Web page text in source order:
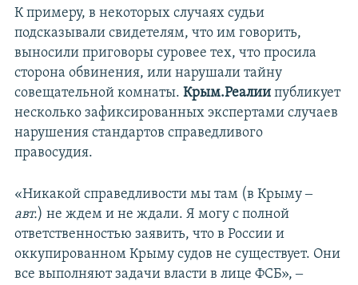
К примеру, в некоторых случаях судьи
подсказывали свидетелям, что им говорить,
выносили приговоры суровее тех, что просила
сторона обвинения, или нарушали тайну
совещательной комнаты. Крым.Реалии публикует
несколько зафиксированных экспертами случаев
нарушения стандартов справедливого
правосудия.
«Никакой справедливости мы там (в Крыму ‒
авт.) не ждем и не ждали. Я могу с полной
ответственностью заявить, что в России и
оккупированном Крыму судов не существует. Они
все выполняют задачи власти в лице ФСБ», ‒